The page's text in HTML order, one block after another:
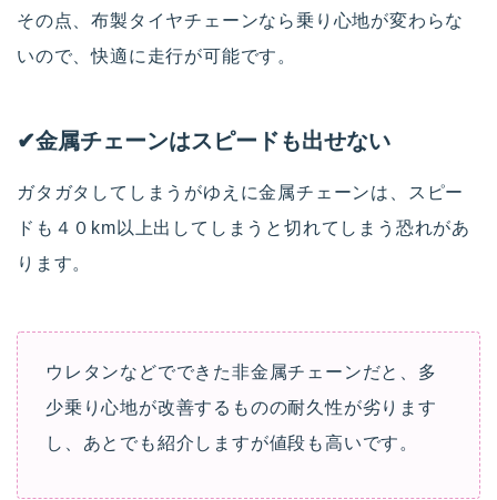
その点、布製タイヤチェーンなら乗り心地が変わらな
いので、快適に走行が可能です。
✔︎金属チェーンはスピードも出せない
ガタガタしてしまうがゆえに金属チェーンは、スピー
ドも４０km以上出してしまうと切れてしまう恐れがあ
ります。
ウレタンなどでできた非金属チェーンだと、多
少乗り心地が改善するものの耐久性が劣ります
し、あとでも紹介しますが値段も高いです。